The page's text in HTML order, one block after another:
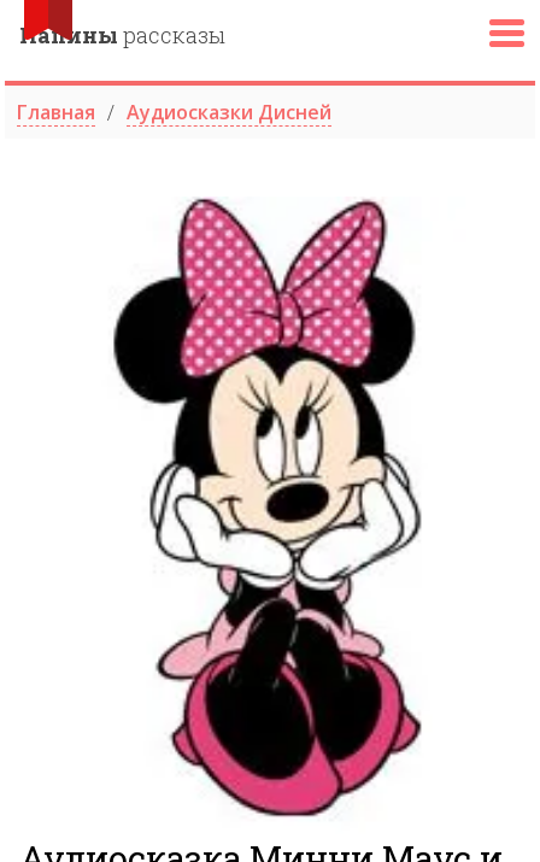
Папины рассказы
Главная Аудиосказки Дисней